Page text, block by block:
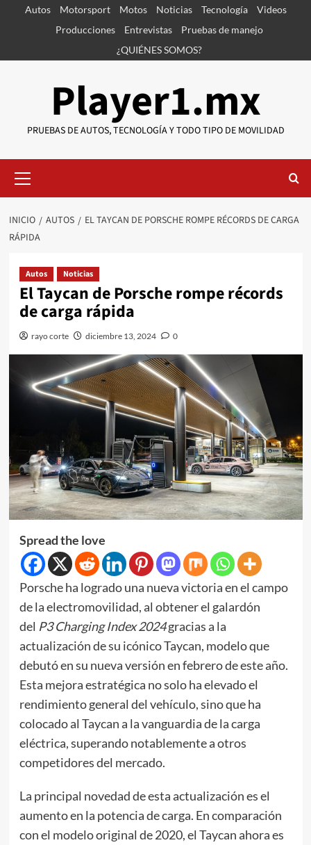
SaltarAutos Motorsport Motos Noticias Tecnología
Videos
Producciones
Entrevistas
Pruebas de manejo
¿QUIÉNES SOMOS?
Player1.mx
PRUEBAS DE AUTOS, TECNOLOGÍA Y TODO TIPO DE MOVILIDAD
primario
INICIO AUTOS
EL TAYCAN DE PORSCHE ROMPE RÉCORDS DE CARGA
RÁPIDA
Autos Noticias
El Taycan de Porsche rompe récords
de carga rápida
rayo corte diciembre 13, 2024 0
Spread the love
Porsche ha logrado una nueva victoria en el campo
de la electromovilidad, al obtener el galardón
del P3 Charging Index 2024gracias a la
actualización de su icónico Taycan, modelo que
debutó en su nueva versión en febrero de este año.
Esta mejora estratégica no solo ha elevado el
rendimiento general del vehículo, sino que ha
colocado al Taycan a la vanguardia de la carga
eléctrica, superando notablemente a otros
competidores del mercado.
La principal novedad de esta actualización es el
aumento en la potencia de carga. En comparación
con el modelo original de 2020, el Taycan ahora es